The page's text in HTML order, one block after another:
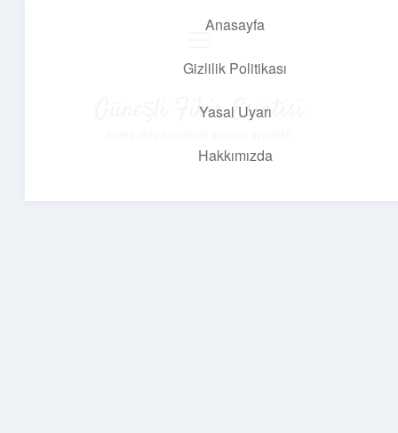
Anasayfa
Gizlilik Politikası
Yasal Uyarı
Hakkımızda
Güneşli Fikir Esintisi